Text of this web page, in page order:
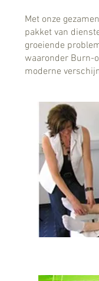
Met onze
pakket van
groeiende
waaronder Burn-
moderne